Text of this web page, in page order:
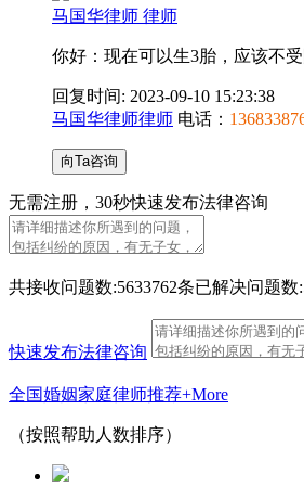
马国华律师 律师
你好：现在可以生3胎，应该不
回复时间: 2023-09-10 15:23:38
马国华律师律师 电话：
向Ta咨询
无需注册， 30秒快速发布法律咨询
共接收问题数:5633762条已解决问题数:
快速发布法律咨询
全国婚姻家庭律师推荐+More
（按照帮助人数排序）